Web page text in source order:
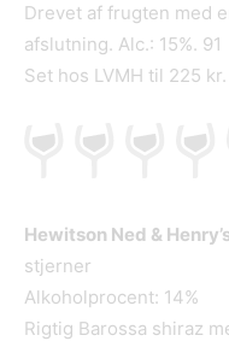
Drevet af frugten med
afslutning. Alc.: 15%. 91
Set hos LVMH til 225 kr.
Hewitson Ned &
stjerner
Alkoholprocent: 14%
Rigtig Barossa shiraz